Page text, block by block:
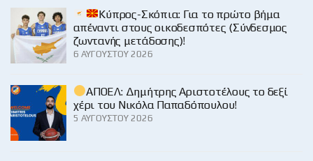
Κύπρος-Σκόπια: Για το πρώτο βήμα
απέναντι στους οικοδεσπότες (Σύνδεσμος
ζωντανής μετάδοσης)!
6 ΑΥΓΟΎΣΤΟΥ 2026
ΑΠΟΕΛ: Δημήτρης Αριστοτέλους το δεξί
χέρι του Νικόλα Παπαδόπουλου!
5 ΑΥΓΟΎΣΤΟΥ 2026